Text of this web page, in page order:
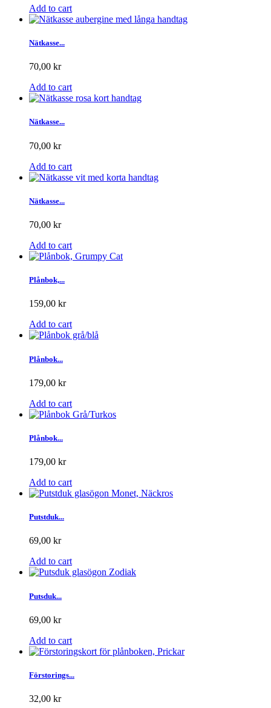
Add to cart
Nätkasse...
70,00 kr
Add to cart
Nätkasse...
70,00 kr
Add to cart
Nätkasse...
70,00 kr
Add to cart
Plånbok,...
159,00 kr
Add to cart
Plånbok...
179,00 kr
Add to cart
Plånbok...
179,00 kr
Add to cart
Putstduk...
69,00 kr
Add to cart
Putsduk...
69,00 kr
Add to cart
Förstorings...
32,00 kr